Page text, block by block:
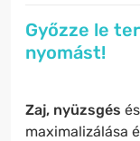
Győzze le
nyomást!
Zaj, nyüzsgés és
maximalizálása